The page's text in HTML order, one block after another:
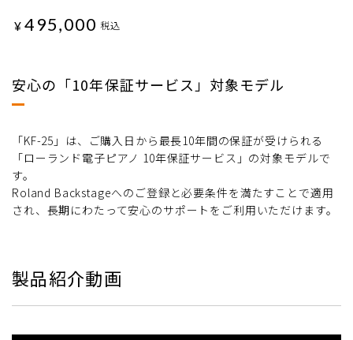
¥ 495,000 税込
安心の「10年保証サービス」対象モデル
「KF-25」は、ご購入日から最長10年間の保証が受けられる
「ローランド電子ピアノ 10年保証サービス」の対象モデルで
す。
Roland Backstageへのご登録と必要条件を満たすことで適用
され、長期にわたって安心のサポートをご利用いただけます。
製品紹介動画